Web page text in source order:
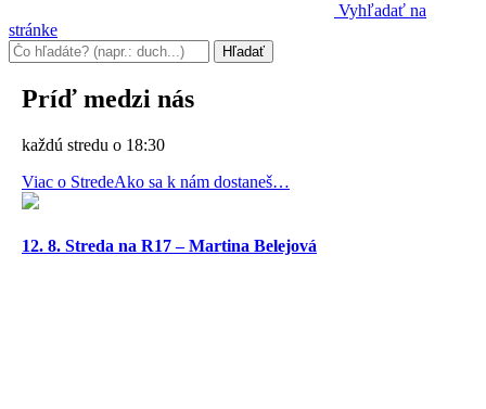
Vyhľadať na
stránke
Príď medzi nás
každú stredu o 18:30
Viac o StredeAko sa k nám dostaneš…
12. 8. Streda na R17 – Martina Belejová